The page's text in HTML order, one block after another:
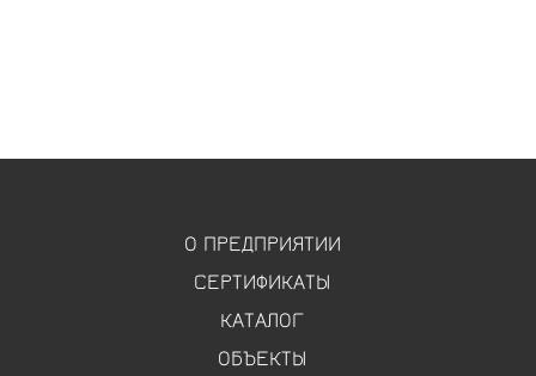
О ПРЕДПРИЯТИИ
СЕРТИФИКАТЫ
КАТАЛОГ
ОБЪЕКТЫ